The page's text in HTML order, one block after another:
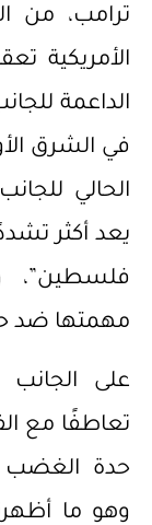
ترامب، من
الأمريكية
الداعمة
في الشرق
الحالي
يعد أكثر
فلسطين”،
مهمتها ضد
على الجانب
تعاطفًا مع
حدة الغضب